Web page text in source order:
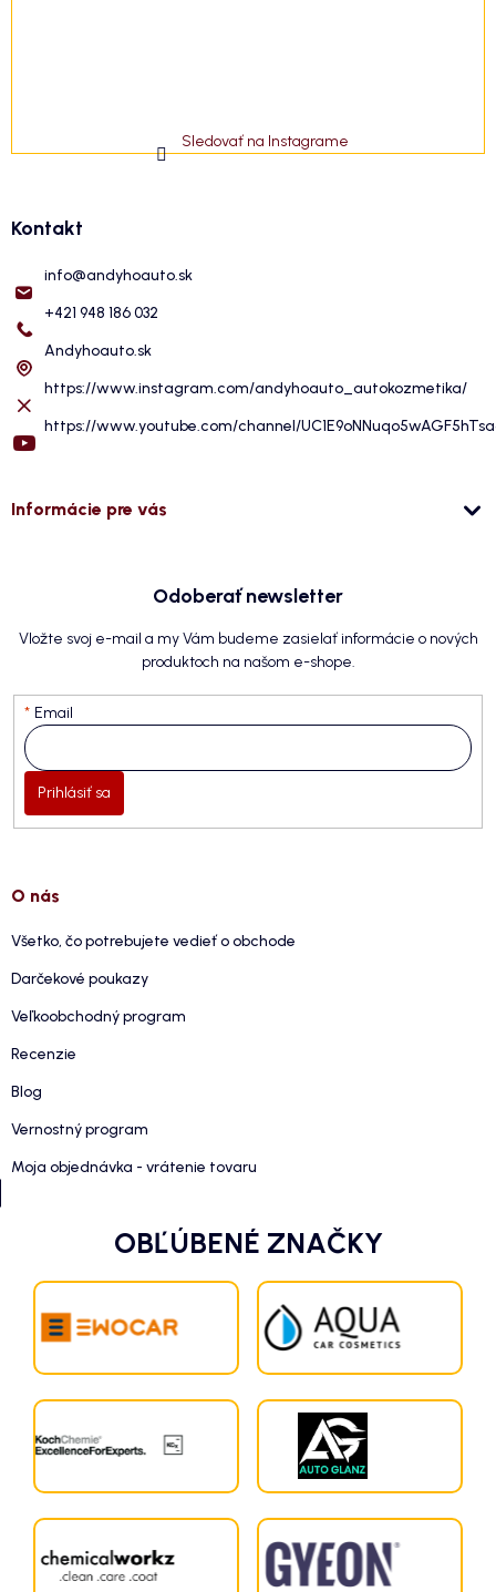
Sledovať na Instagrame
Kontakt
info@andyhoauto.sk
+421 948 186 032
Andyhoauto.sk
https://www.instagram.com/andyhoauto_autokozmetika/
https://www.youtube.com/channel/
Informácie pre vás
Odoberať newsletter
Vložte svoj e-mail a my Vám budeme zasielať informácie o nových
produktoch na našom e-shope.
Email
Prihlásiť sa
O nás
Všetko, čo potrebujete vedieť o obchode
Darčekové poukazy
Veľkoobchodný program
Recenzie
Blog
Vernostný program
Moja objednávka - vrátenie tovaru
OBĽÚBENÉ ZNAČKY